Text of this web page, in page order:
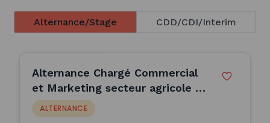
Alternance/Stage CDD/CDI/Interim
Alternance Chargé Commercial
et Marketing secteur agricole -
Mandagout (H/F)
ALTERNANCE